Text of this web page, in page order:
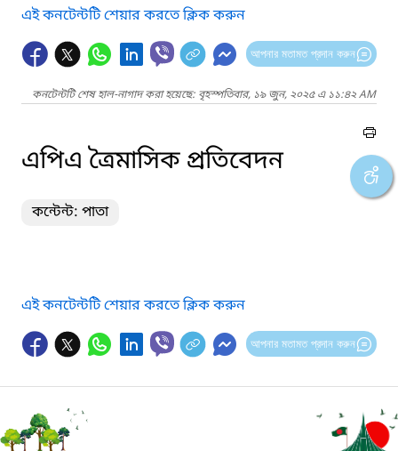
এই কনটেন্টটি শেয়ার করতে ক্লিক করুন
আপনার মতামত প্রদান করুন
কনটেন্টটি শেষ হাল-নাগাদ করা হয়েছে: বৃহস্পতিবার, ১৯ জুন, ২০২৫ এ ১১:৪২ AM
এপিএ ত্রৈমাসিক প্রতিবেদন
কন্টেন্ট: পাতা
এই কনটেন্টটি শেয়ার করতে ক্লিক করুন
আপনার মতামত প্রদান করুন